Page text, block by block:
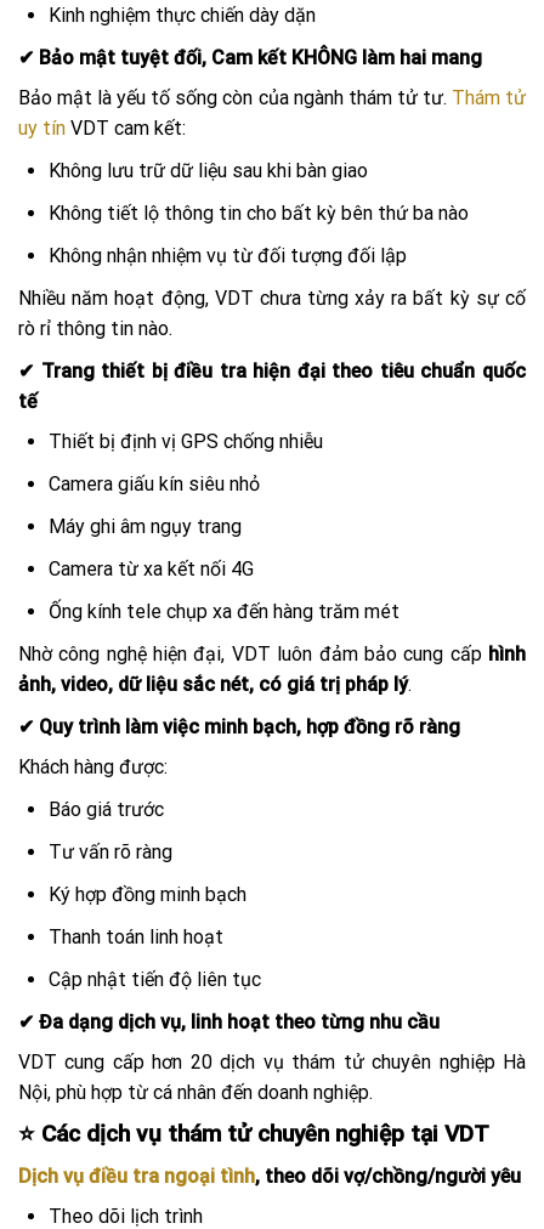
Kinh nghiệm thực chiến dày dặn
✔ Bảo mật tuyệt đối, Cam kết KHÔNG làm hai mang
Bảo mật là yếu tố sống còn của ngành thám tử tư. Thám tử
uy tín VDT cam kết:
Không lưu trữ dữ liệu sau khi bàn giao
Không tiết lộ thông tin cho bất kỳ bên thứ ba nào
Không nhận nhiệm vụ từ đối tượng đối lập
Nhiều năm hoạt động, VDT chưa từng xảy ra bất kỳ sự cố
rò rỉ thông tin nào.
✔ Trang thiết bị điều tra hiện đại theo tiêu chuẩn quốc
tế
Thiết bị định vị GPS chống nhiễu
Camera giấu kín siêu nhỏ
Máy ghi âm ngụy trang
Camera từ xa kết nối 4G
Ống kính tele chụp xa đến hàng trăm mét
Nhờ công nghệ hiện đại, VDT luôn đảm bảo cung cấp hình
ảnh, video, dữ liệu sắc nét, có giá trị pháp lý.
✔ Quy trình làm việc minh bạch, hợp đồng rõ ràng
Khách hàng được:
Báo giá trước
Tư vấn rõ ràng
Ký hợp đồng minh bạch
Thanh toán linh hoạt
Cập nhật tiến độ liên tục
✔ Đa dạng dịch vụ, linh hoạt theo từng nhu cầu
VDT cung cấp hơn 20 dịch vụ thám tử chuyên nghiệp Hà
Nội, phù hợp từ cá nhân đến doanh nghiệp.
⭐ Các dịch vụ thám tử chuyên nghiệp tại VDT
Dịch vụ điều tra ngoại tình, theo dõi vợ/chồng/người yêu
Theo dõi lịch trình